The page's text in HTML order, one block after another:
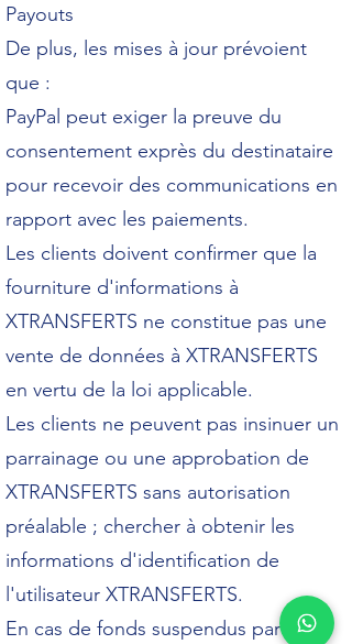
Payouts
De plus, les mises à jour prévoient
que :
PayPal peut exiger la preuve du
consentement exprès du destinataire
pour recevoir des communications en
rapport avec les paiements.
Les clients doivent confirmer que la
fourniture d'informations à
XTRANSFERTS ne constitue pas une
vente de données à XTRANSFERTS
en vertu de la loi applicable.
Les clients ne peuvent pas insinuer un
parrainage ou une approbation de
XTRANSFERTS sans autorisation
préalable ; chercher à obtenir les
informations d'identification de
l'utilisateur XTRANSFERTS.
En cas de fonds suspendus par